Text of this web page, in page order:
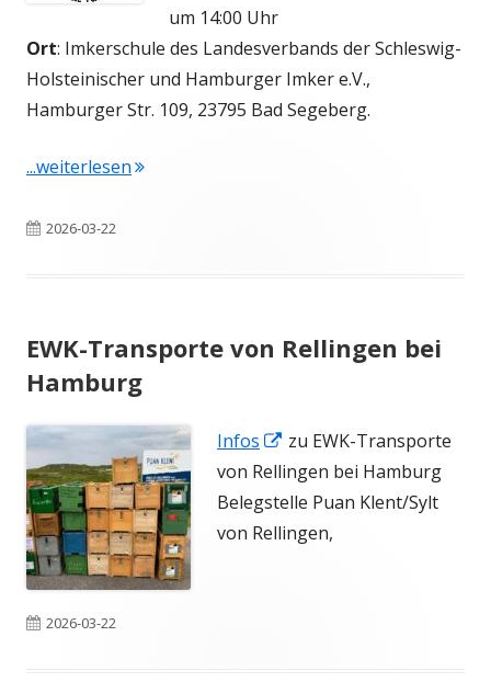
um 14:00 Uhr
Ort: Imkerschule des Landesverbands der Schleswig-
Holsteinischer und Hamburger Imker e.V.,
Hamburger Str. 109, 23795 Bad Segeberg.
...weiterlesen"Einladung Jahreshauptversammlung 2026"
Veröffentlicht
2026-03-22
EWK-Transporte von Rellingen bei
Hamburg
Infos
In
neuem
Fenster
öffnen
zu EWK-Transporte
von Rellingen bei Hamburg
Belegstelle Puan Klent/Sylt
von Rellingen,
Veröffentlicht
2026-03-22